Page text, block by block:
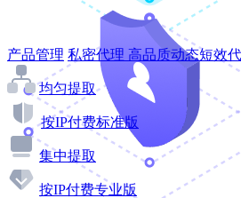
产品管理 私密代理 高品质动态短效
均匀提取
按IP付费标准版
集中提取
按IP付费专业版